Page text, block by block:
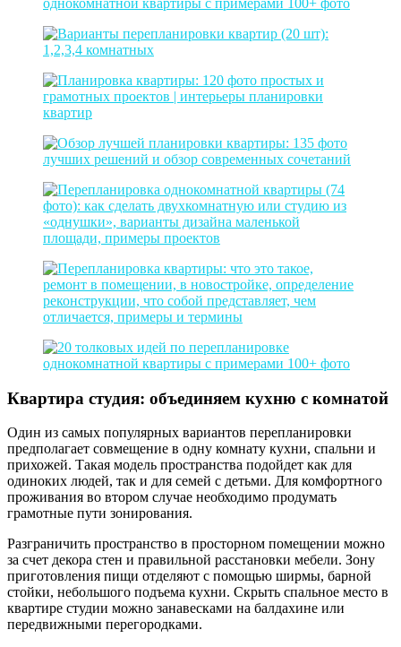
Квартира студия: объединяем кухню с комнатой
Один из самых популярных вариантов перепланировки
предполагает совмещение в одну комнату кухни, спальни и
прихожей. Такая модель пространства подойдет как для
одиноких людей, так и для семей с детьми. Для комфортного
проживания во втором случае необходимо продумать
грамотные пути зонирования.
Разграничить пространство в просторном помещении можно
за счет декора стен и правильной расстановки мебели. Зону
приготовления пищи отделяют с помощью ширмы, барной
стойки, небольшого подъема кухни. Скрыть спальное место в
квартире студии можно занавесками на балдахине или
передвижными перегородками.